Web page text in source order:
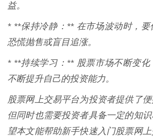
益。
* **保持冷静：** 在市场波动时，
恐慌抛售或盲目追涨。
* **持续学习：** 股票市场不断变化
不断提升自己的投资能力。
股票网上交易平台为投资者提供了便
但同时也需要投资者具备一定的知
望本文能帮助新手快速入门股票网